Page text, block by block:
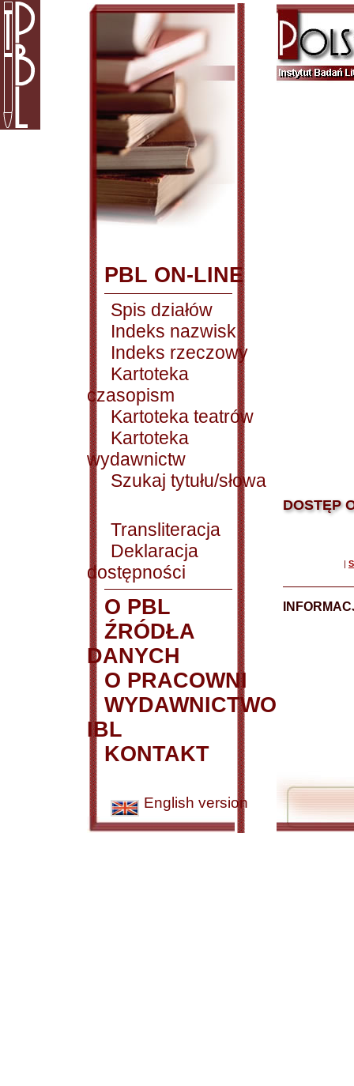
PBL ON-LINE
Spis działów
Indeks nazwisk
Indeks rzeczowy
Kartoteka
czasopism
Kartoteka teatrów
Kartoteka
wydawnictw
Szukaj tytułu/słowa
Transliteracja
Deklaracja
dostępności
O PBL
ŹRÓDŁA
DANYCH
O PRACOWNI
WYDAWNICTWO
IBL
KONTAKT
English version
DOSTĘP
|